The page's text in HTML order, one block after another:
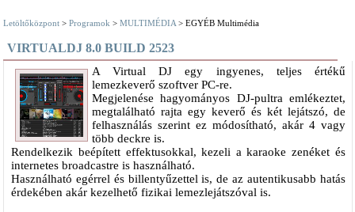
Letöltőközpont >Programok >MULTIMÉDIA > EGYÉB Multimédia
VIRTUALDJ 8.0 BUILD 2523
A Virtual DJ egy ingyenes, teljes értékű
lemezkeverő szoftver PC-re.
Megjelenése hagyományos DJ-pultra emlékeztet,
megtalálható rajta egy keverő és két lejátszó, de
felhasználás szerint ez módosítható, akár 4 vagy
több deckre is.
Rendelkezik beépített effektusokkal, kezeli a karaoke zenéket és
internetes broadcastre is használható.
Használható egérrel és billentyűzettel is, de az autentikusabb hatás
érdekében akár kezelhető fizikai lemezlejátszóval is.